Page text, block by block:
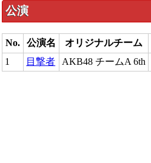
公演
No. 公演名 オリジナルチーム
1
目撃者 AKB48 チームA 6th